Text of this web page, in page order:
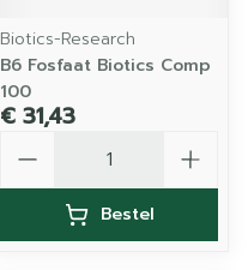
Biotics-Research
B6 Fosfaat Biotics Comp
100
€ 31,43
Bestel